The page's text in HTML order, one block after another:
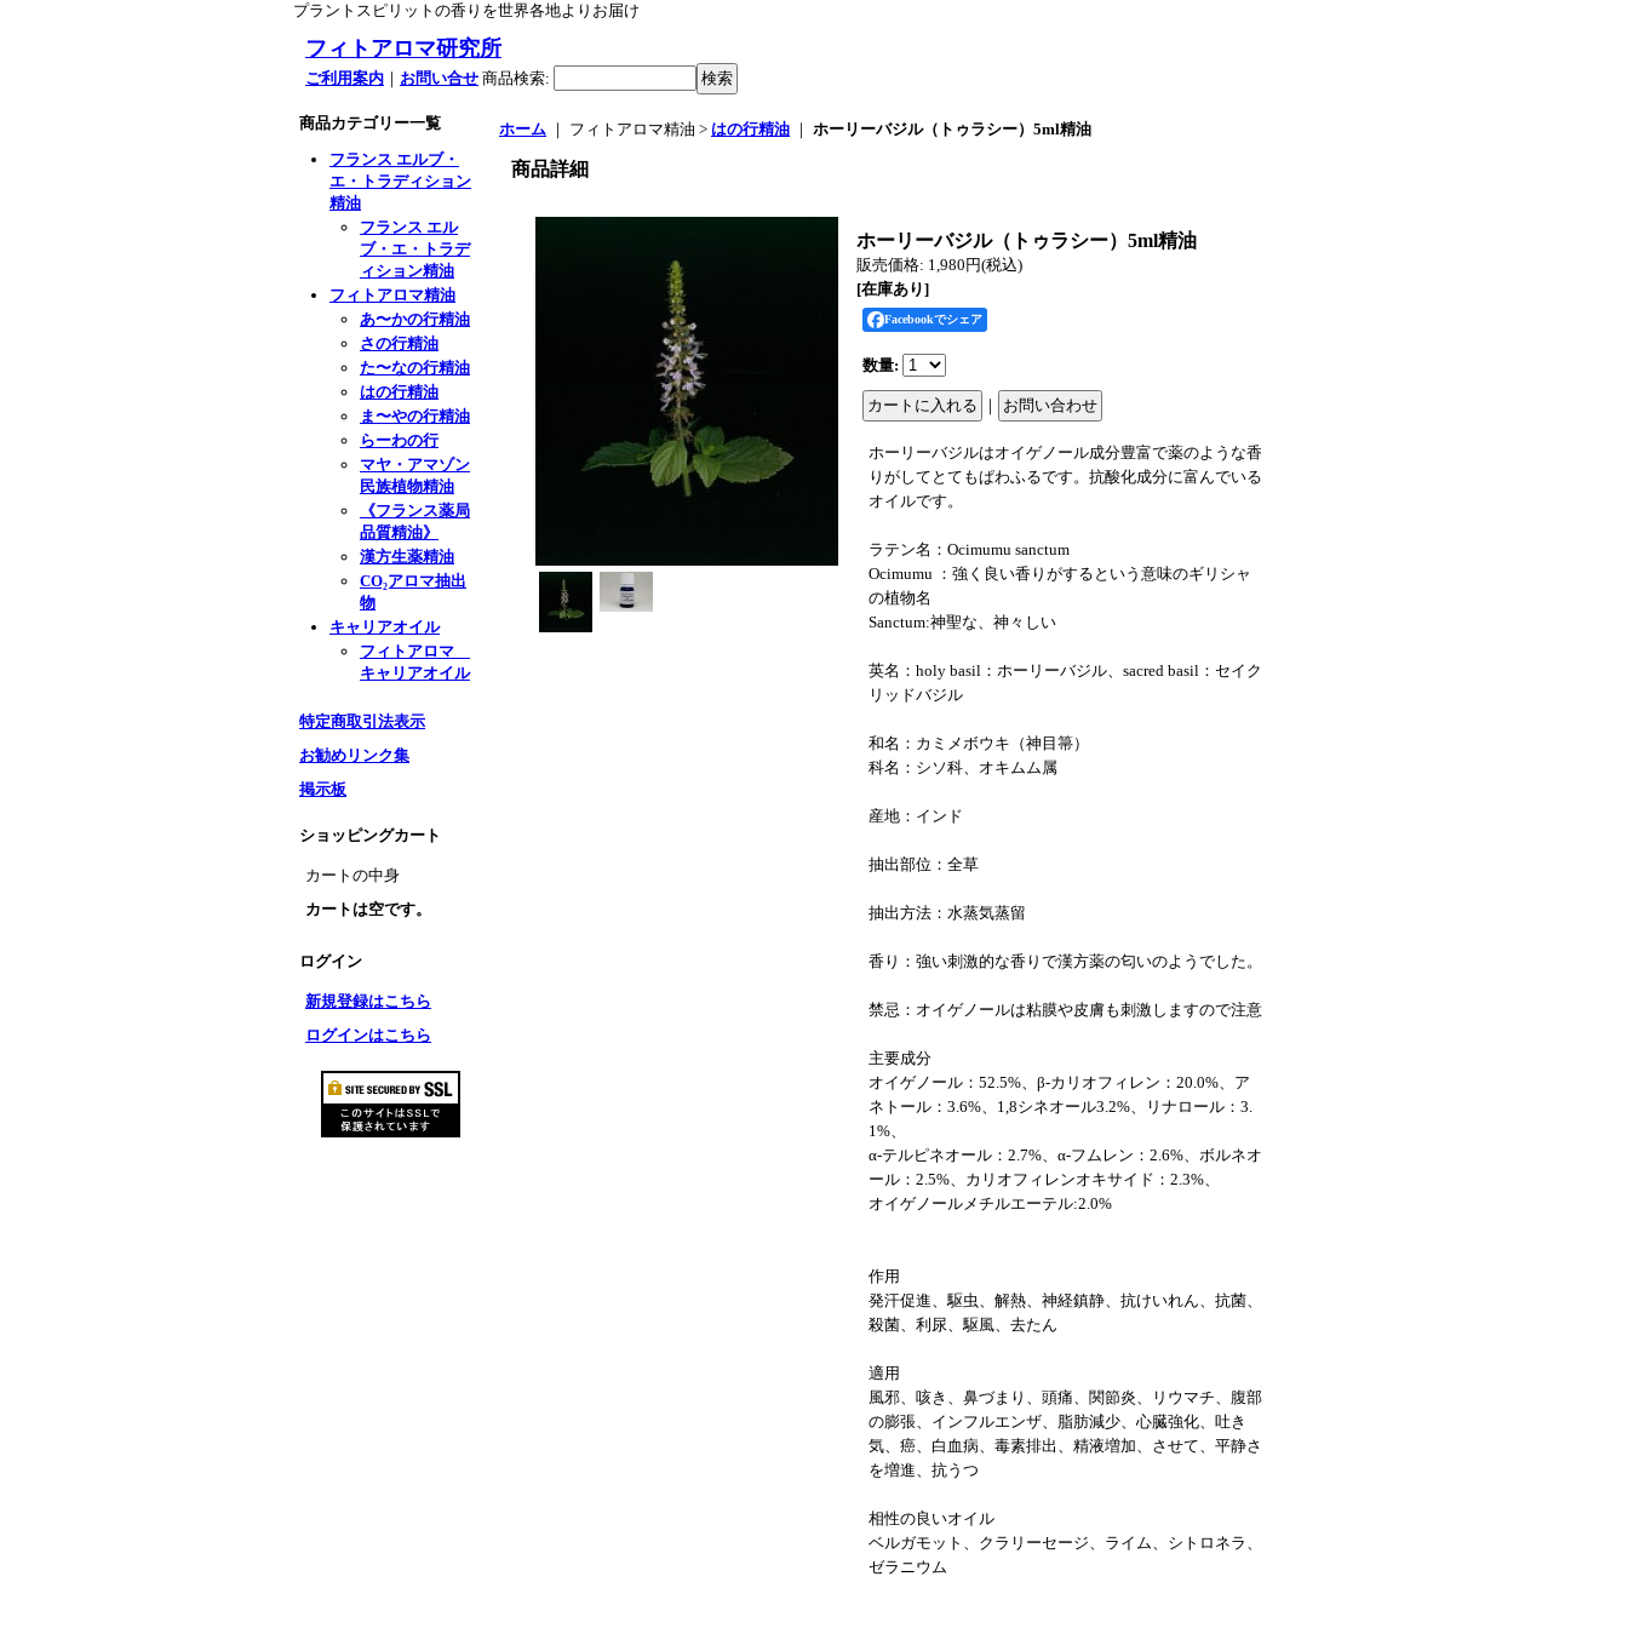
プラントスピリットの香りを世界各地よりお届け
フィトアロマ研究所
ご利用案内 ｜ お問い合せ 商品検索:
商品カテゴリー一覧
フランス エルブ・
エ・トラディション
精油
フランス エル
ブ・エ・トラデ
ィション精油
フィトアロマ精油
あ〜かの行精油
さの行精油
た〜なの行精油
はの行精油
ま〜やの行精油
らーわの行
マヤ・アマゾン
民族植物精油
《フランス薬局
品質精油》
漢方生薬精油
CO₂アロマ抽出
物
キャリアオイル
フィトアロマ
キャリアオイル
特定商取引法表示
お勧めリンク集
掲示板
ショッピングカート
カートの中身
カートは空です。
ログイン
新規登録はこちら
ログインはこちら
ホーム ｜ フィトアロマ精油 > はの行精油 ｜ ホーリーバジル（トゥラシー）5ml精油
商品詳細
ホーリーバジル（トゥラシー）5ml精油
販売価格: 1,980円(税込)
[在庫あり]
Facebookでシェア
数量:
｜
ホーリーバジルはオイゲノール成分豊富で薬のような香
りがしてとてもぱわふるです。抗酸化成分に富んでいる
オイルです。
ラテン名：Ocimumu sanctum
Ocimumu ：強く良い香りがするという意味のギリシャ
の植物名
Sanctum:神聖な、神々しい
英名：holy basil：ホーリーバジル、sacred basil：セイク
リッドバジル
和名：カミメボウキ（神目箒）
科名：シソ科、オキムム属
産地：インド
抽出部位：全草
抽出方法：水蒸気蒸留
香り：強い刺激的な香りで漢方薬の匂いのようでした。
禁忌：オイゲノールは粘膜や皮膚も刺激しますので注意
主要成分
オイゲノール：52.5%、β-カリオフィレン：20.0%、ア
ネトール：3.6%、1,8シネオール3.2%、リナロール：3.
1%、
α-テルピネオール：2.7%、α-フムレン：2.6%、ボルネオ
ール：2.5%、カリオフィレンオキサイド：2.3%、
オイゲノールメチルエーテル:2.0%
作用
発汗促進、駆虫、解熱、神経鎮静、抗けいれん、抗菌、
殺菌、利尿、駆風、去たん
適用
風邪、咳き、鼻づまり、頭痛、関節炎、リウマチ、腹部
の膨張、インフルエンザ、脂肪減少、心臓強化、吐き
気、癌、白血病、毒素排出、精液増加、させて、平静さ
を増進、抗うつ
相性の良いオイル
ベルガモット、クラリーセージ、ライム、シトロネラ、
ゼラニウム